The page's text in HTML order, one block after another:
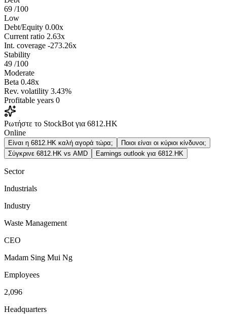
69 /100
Low
Debt/Equity 0.00x
Current ratio 2.63x
Int. coverage -273.26x
Stability
49 /100
Moderate
Beta 0.48x
Rev. volatility 3.43%
Profitable years 0
Ρωτήστε το StockBot για 6812.HK
Online
Είναι η 6812.HK καλή αγορά τώρα;
Ποιοι είναι οι κύριοι κίνδυνοι;
Σύγκρινε 6812.HK vs AMD
Earnings outlook για 6812.HK
Sector
Industrials
Industry
Waste Management
CEO
Madam Sing Mui Ng
Employees
2,096
Headquarters